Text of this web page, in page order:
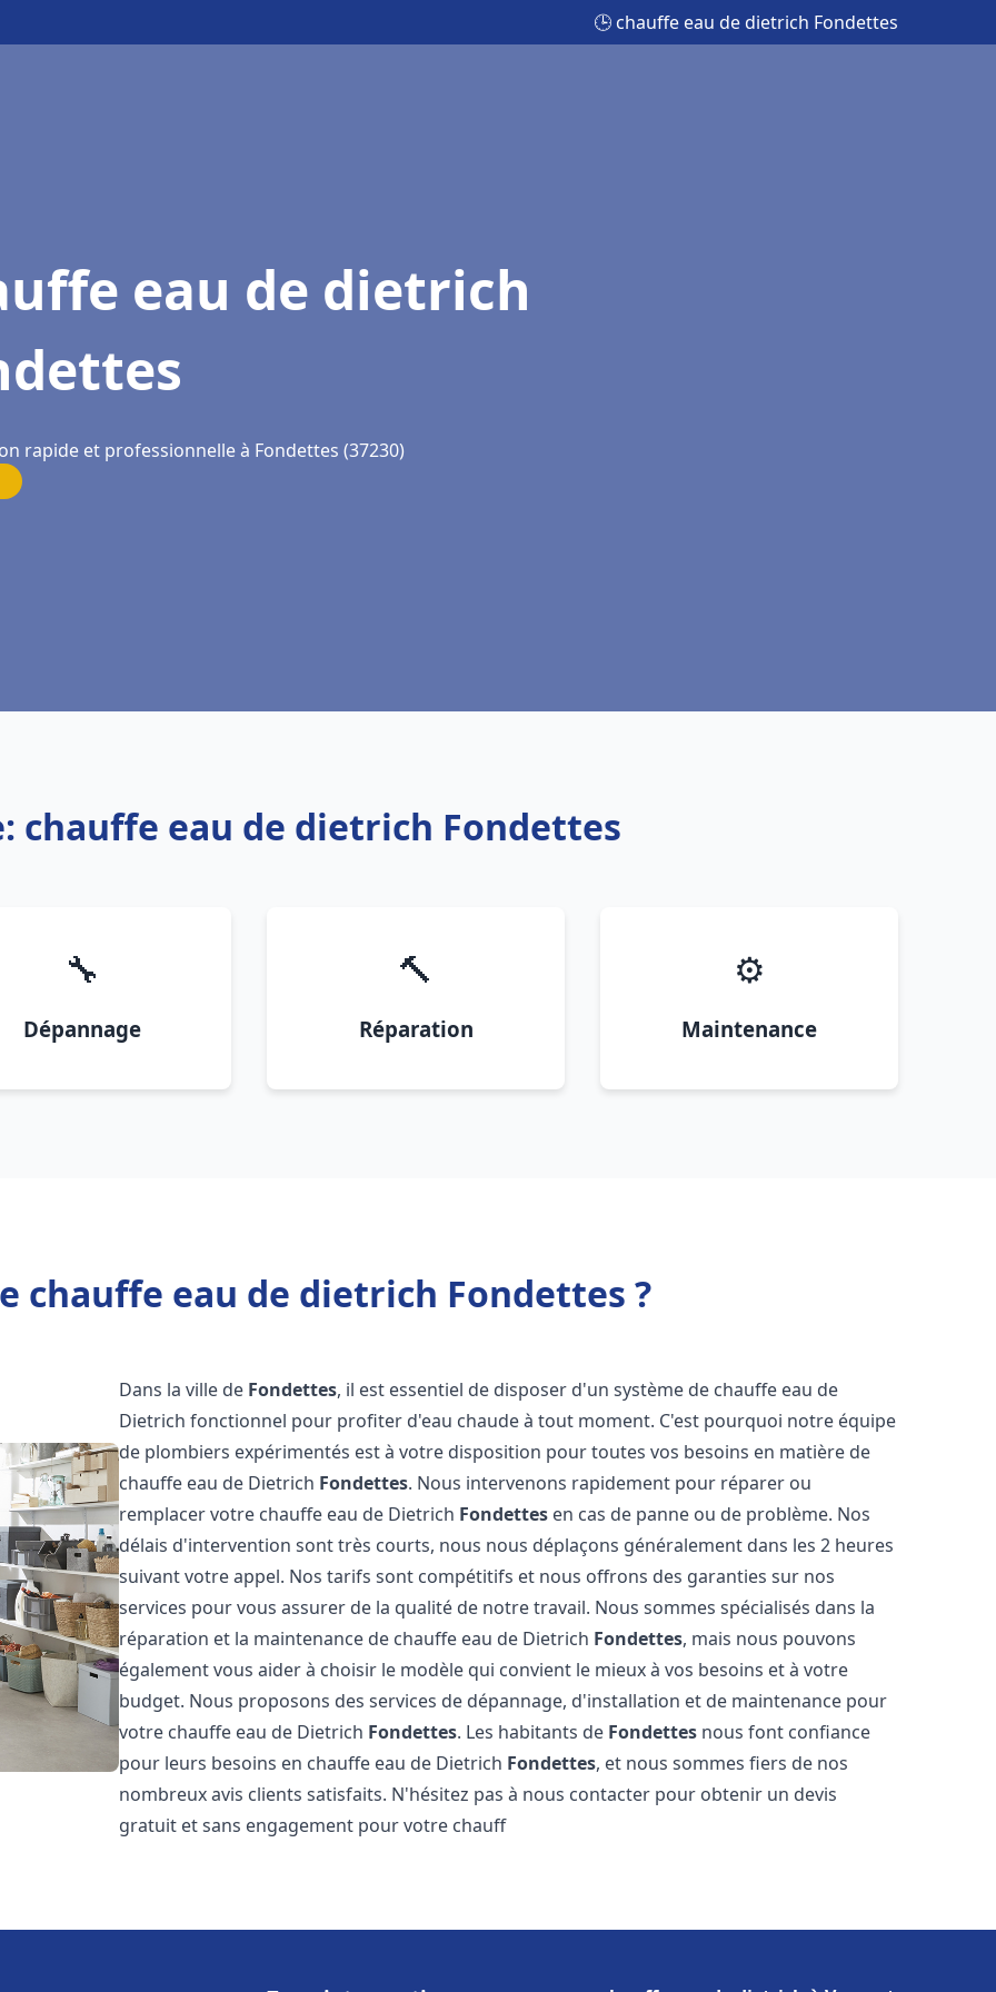
🕒 chauffe eau de dietrich Fondettes
eau de dietrich
rapide et professionnelle à Fondettes (37230)
chauffe eau de dietrich Fondettes
🔧
Dépannage
🔨
Réparation
⚙️
Maintenance
chauffe eau de dietrich Fondettes ?
Dans la ville de Fondettes, il est essentiel de disposer d'un système de chauffe eau de
Dietrich fonctionnel pour profiter d'eau chaude à tout moment. C'est pourquoi notre équipe
de plombiers expérimentés est à votre disposition pour toutes vos besoins en matière de
chauffe eau de Dietrich Fondettes. Nous intervenons rapidement pour réparer ou
remplacer votre chauffe eau de Dietrich Fondettes en cas de panne ou de problème. Nos
délais d'intervention sont très courts, nous nous déplaçons généralement dans les 2 heures
suivant votre appel. Nos tarifs sont compétitifs et nous offrons des garanties sur nos
services pour vous assurer de la qualité de notre travail. Nous sommes spécialisés dans la
réparation et la maintenance de chauffe eau de Dietrich Fondettes, mais nous pouvons
également vous aider à choisir le modèle qui convient le mieux à vos besoins et à votre
budget. Nous proposons des services de dépannage, d'installation et de maintenance pour
votre chauffe eau de Dietrich Fondettes. Les habitants de Fondettes nous font confiance
pour leurs besoins en chauffe eau de Dietrich Fondettes, et nous sommes fiers de nos
nombreux avis clients satisfaits. N'hésitez pas à nous contacter pour obtenir un devis
gratuit et sans engagement pour votre chauff